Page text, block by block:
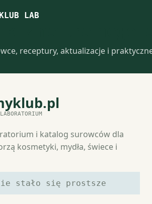
LAB
receptury, aktualizacje i
i katalog surowców dla
kosmetyki, mydła, świece i
stało się prostsze